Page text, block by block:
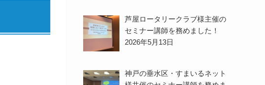
芦屋ロータリークラブ様主催の
セミナー講師を務めました！
2026年5月13日
神戸の垂水区・すまいるネット